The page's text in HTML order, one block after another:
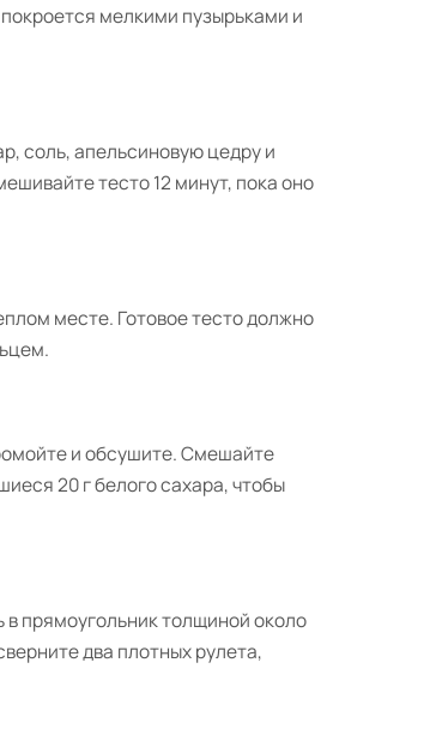
мелкими пузырьками и
соль, апельсиновую цедру и
тесто 12 минут, пока оно
месте. Готовое тесто должно
и обсушите. Смешайте
20 г белого сахара, чтобы
прямоугольник толщиной около
два плотных рулета,